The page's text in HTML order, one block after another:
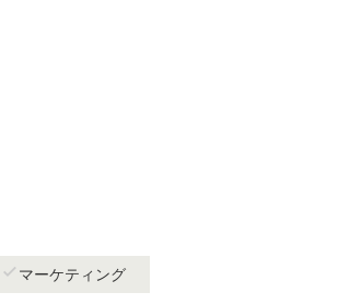
 マーケティング